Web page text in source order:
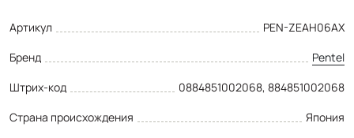
Артикул
PEN-ZEAH06AX
Бренд
Pentel
Штрих-код
0884851002068, 884851002068
Страна происхождения
Япония